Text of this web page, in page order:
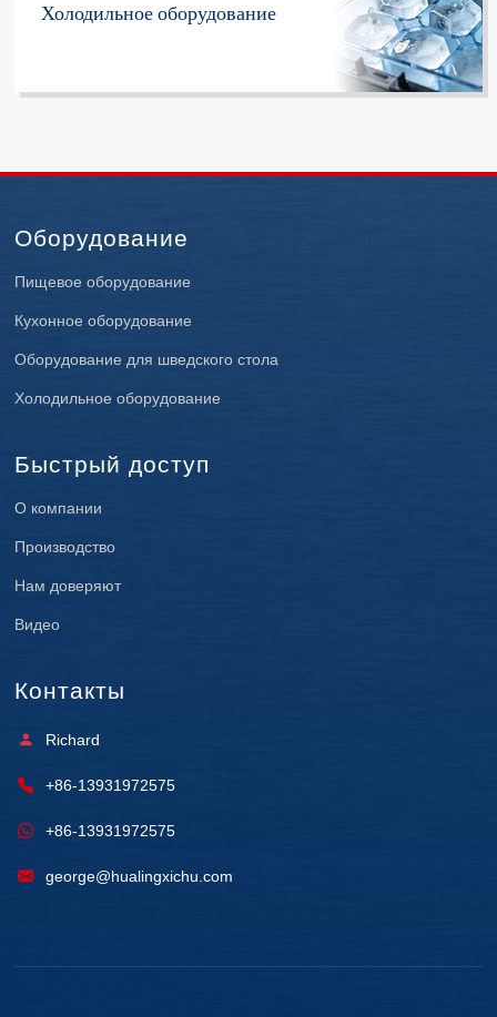
Холодильное оборудование
Оборудование
Пищевое оборудование
Кухонное оборудование
Оборудование для шведского стола
Холодильное оборудование
Быстрый доступ
О компании
Производство
Нам доверяют
Видео
Контакты
Richard
+86-13931972575
+86-13931972575
george@hualingxichu.com